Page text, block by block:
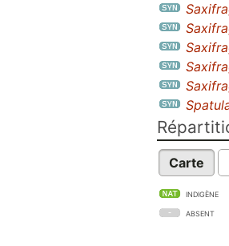
Carte
INDIGÈNE
ABSENT